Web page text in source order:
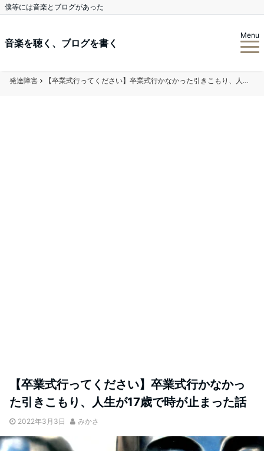
僕等には音楽とブログがあった
音楽を聴く、ブログを書く
Menu
発達障害 【卒業式行ってください】卒業式行かなかった引きこもり、人生が17歳で時が止まった話
【卒業式行ってください】卒業式行かなかっ
た引きこもり、人生が17歳で時が止まった話
2022年3月3日 みかさ